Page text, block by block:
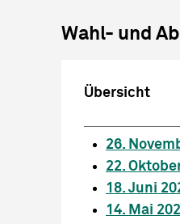
Wahl- und
Übersicht
26.
22.
18. Juni
14. Mai